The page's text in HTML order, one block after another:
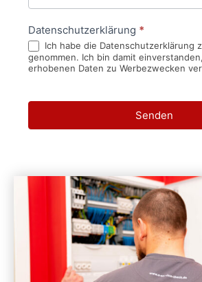
Datenschutzerklärung *
Ich habe die Datenschutzerklärung
genommen. Ich bin damit
erhobenen Daten zu Werbezwecken
Senden